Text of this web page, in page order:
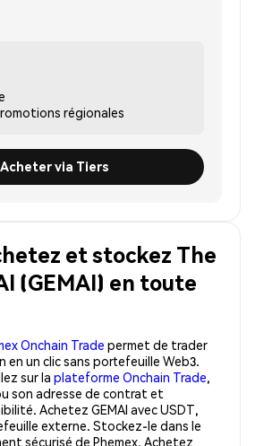
régionales
Acheter via Tiers
et stockez The
(GEMAI) en toute
Onchain Trade permet de trader
en un clic sans portefeuille Web3.
sur la plateforme Onchain Trade,
son adresse de contrat et
Achetez GEMAI avec USDT,
externe. Stockez-le dans le
sécurisé de Phemex. Achetez